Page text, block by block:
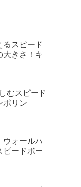
るスピード
大きさ！キ
むスピード
ポリン
ウォールハ
ピードボー